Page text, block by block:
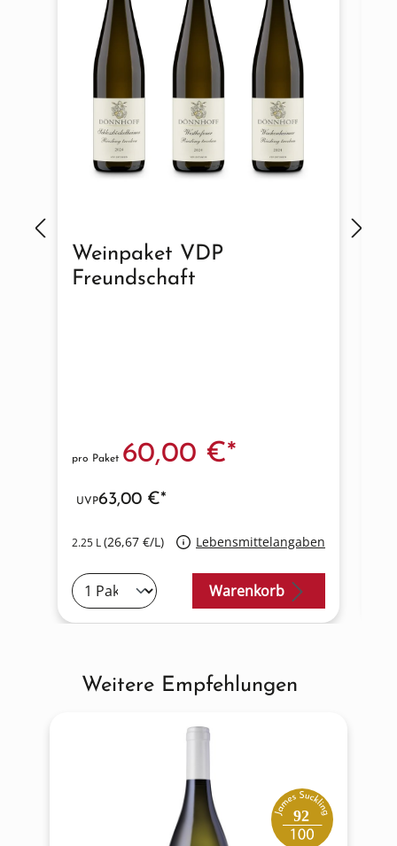
Weinpaket VDP
Freundschaft
2.25 L(26,67 €/L) Lebensmittelangaben
pro Paket 60,00 €*
UVP63,00 €*
Warenkorb
Produktgalerie überspringen
Weitere Empfehlungen
92